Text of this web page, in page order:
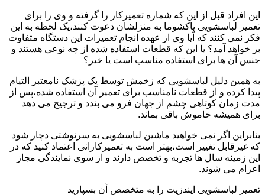
این افراد قبل از این که شماره تعمیرکار را گرفته و وی را برای
تعمیر لباسشویی پاکشوما به منزلشان دعوت کنند،یک لحظه به این
فکر نمی کنند که آیا وی از عهده انجام تعمیرات این دستگاه متفاوت
بر خواهد آمد؟ یا این که قطعات استفاده شده از چه نوعی هستند و
جنس آن ها برای استفاده مناسب است یا خیر؟
به همین دلیل لباسشویی که زخمش توسط یک پزشک نامعتبر التیام
پیدا کرده و از قطعات نامناسب برای تعمیر آن استفاده شده،پس از
مدت زمان کوتاهی چشم از جهان فرو می بندد و ترجیح می دهد
برای همیشه خاموش باقی بماند.
بنابراین اگر نمی خواهید ماشین لباسشویی به سرنوشتی دچار شود
که غیرقابل تغییر است،بهتر است به تعمیرکارانی اعتماد کنید که در
این زمینه سال ها تجربه و تخصص دارند و از سوی نمایندگی مجاز
اعزام می شوند.
تعمیر لباسشویی ایندزیت را به متخصص آن بسپارید